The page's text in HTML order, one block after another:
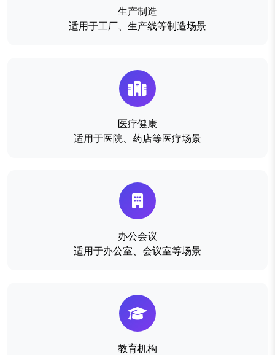
生产制造
适用于工厂、生产线等制造场景
医疗健康
适用于医院、药店等医疗场景
办公会议
适用于办公室、会议室等场景
教育机构